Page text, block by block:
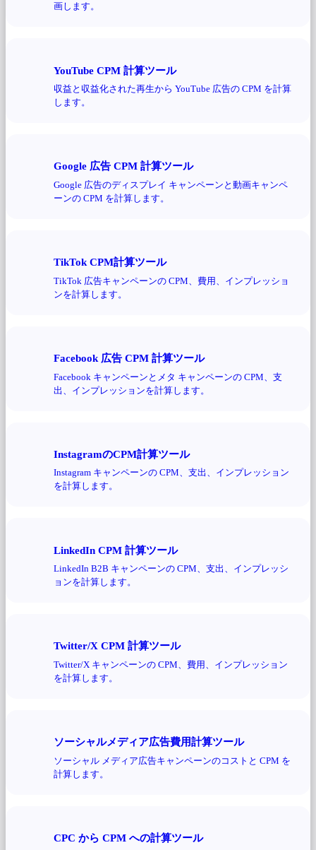
画します。
YouTube CPM 計算ツール
収益と収益化された再生から YouTube 広告の CPM を計算
します。
Google 広告 CPM 計算ツール
Google 広告のディスプレイ キャンペーンと動画キャンペ
ーンの CPM を計算します。
TikTok CPM計算ツール
TikTok 広告キャンペーンの CPM、費用、インプレッショ
ンを計算します。
Facebook 広告 CPM 計算ツール
Facebook キャンペーンとメタ キャンペーンの CPM、支
出、インプレッションを計算します。
InstagramのCPM計算ツール
Instagram キャンペーンの CPM、支出、インプレッション
を計算します。
LinkedIn CPM 計算ツール
LinkedIn B2B キャンペーンの CPM、支出、インプレッシ
ョンを計算します。
Twitter/X CPM 計算ツール
Twitter/X キャンペーンの CPM、費用、インプレッション
を計算します。
ソーシャルメディア広告費用計算ツール
ソーシャル メディア広告キャンペーンのコストと CPM を
計算します。
CPC から CPM への計算ツール